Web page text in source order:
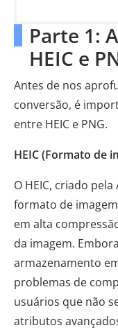
Parte 1:
HEIC e
Antes de nos
conversão, é
entre HEIC e PNG.
HEIC (Formato de
O HEIC, criado
formato de
em alta
da imagem.
armazenamento
problemas de
usuários que não
atributos